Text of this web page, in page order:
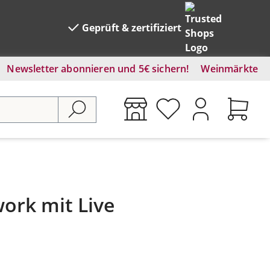
Geprüft & zertifiziert
Newsletter abonnieren und 5€ sichern! Weinmärkte
mit Live